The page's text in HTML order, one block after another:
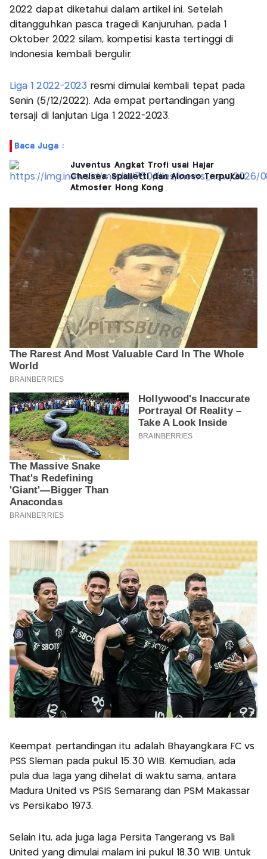
2022 dapat diketahui dalam artikel ini. Setelah
ditangguhkan pasca tragedi Kanjuruhan, pada 1
Oktober 2022 silam, kompetisi kasta tertinggi di
Indonesia kembali bergulir.
Liga 1 2022-2023 resmi dimulai kembali tepat pada
Senin (5/12/2022). Ada empat pertandingan yang
tersaji di lanjutan Liga 1 2022-2023.
Baca Juga :
Juventus Angkat Trofi usai Hajar
Chelsea, Spalletti dan Alonso Terpukau
Atmosfer Hong Kong
Keempat pertandingan itu adalah Bhayangkara FC vs
PSS Sleman pada pukul 15.30 WIB. Kemudian, ada
pula dua laga yang dihelat di waktu sama, antara
Madura United vs PSIS Semarang dan PSM Makassar
vs Persikabo 1973.
Selain itu, ada juga laga Persita Tangerang vs Bali
United yang dimulai malam ini pukul 18.30 WIB. Untuk